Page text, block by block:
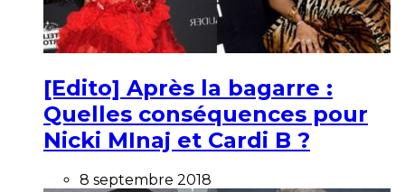
[Edito] Après la bagarre :
Quelles conséquences pour
Nicki MInaj et Cardi B ?
8 septembre 2018